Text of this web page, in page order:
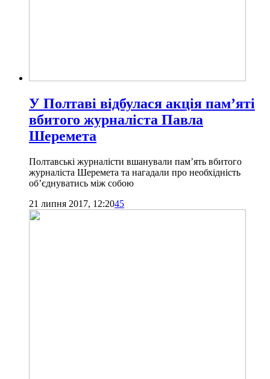
У Полтаві відбулася акція пам’яті
вбитого журналіста Павла
Шеремета
Полтавські журналісти вшанували пам’ять вбитого
журналіста Шеремета та нагадали про необхідність
об’єднуватись між собою
21 липня 2017, 12:2045